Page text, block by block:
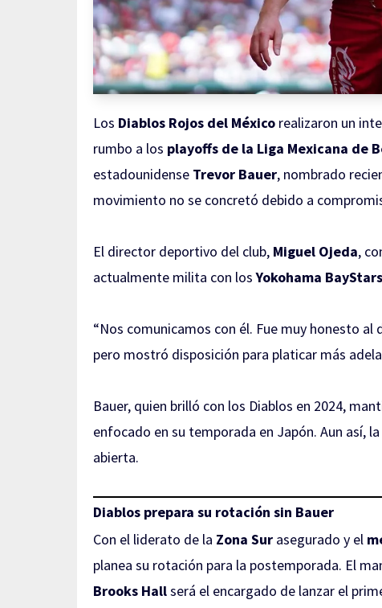
Los Diablos Rojos del México realizaron un
rumbo a los playoffs de la Liga Mexicana de
estadounidense Trevor Bauer, nombrado
movimiento no se concretó debido a
El director deportivo del club, Miguel Ojeda,
actualmente milita con losYokohama BayStars
“Nos comunicamos con él. Fue muy honesto
pero mostró disposición para platicar más
Bauer, quien brilló con los Diablos en 2024,
enfocado en su temporada en Japón. Aun así,
abierta.
Diablos prepara su rotación sin Bauer
Con el liderato de la Zona Sur asegurado y el
planea su rotación para la postemporada. El
Brooks Hallserá el encargado de lanzar el